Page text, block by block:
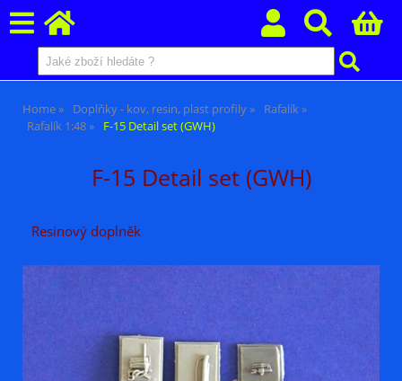
Home Doplňky - kov, resin, plast profily
Rafalík
Rafalík 1:48
F-15 Detail set (GWH)
F-15 Detail set (GWH)
Resinový doplněk